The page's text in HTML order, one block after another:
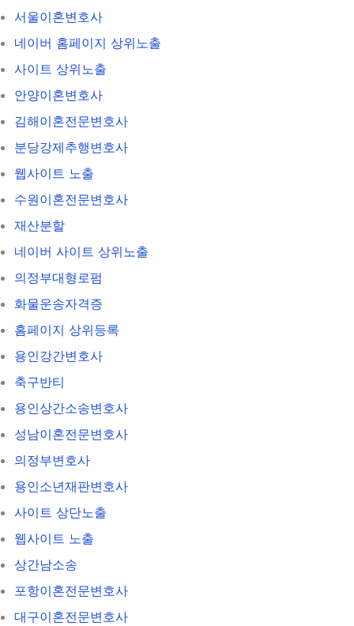
서울이혼변호사
네이버 홈페이지 상위노출
사이트 상위노출
안양이혼변호사
김해이혼전문변호사
분당강제추행변호사
웹사이트 노출
수원이혼전문변호사
재산분할
네이버 사이트 상위노출
의정부대형로펌
화물운송자격증
홈페이지 상위등록
용인강간변호사
축구반티
용인상간소송변호사
성남이혼전문변호사
의정부변호사
용인소년재판변호사
사이트 상단노출
웹사이트 노출
상간남소송
포항이혼전문변호사
대구이혼전문변호사